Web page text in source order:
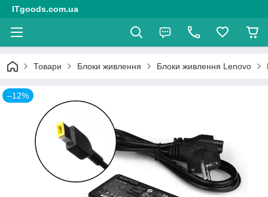
ITgoods.com.ua
Товари Блоки живлення Блоки живлення Lenovo
–12%